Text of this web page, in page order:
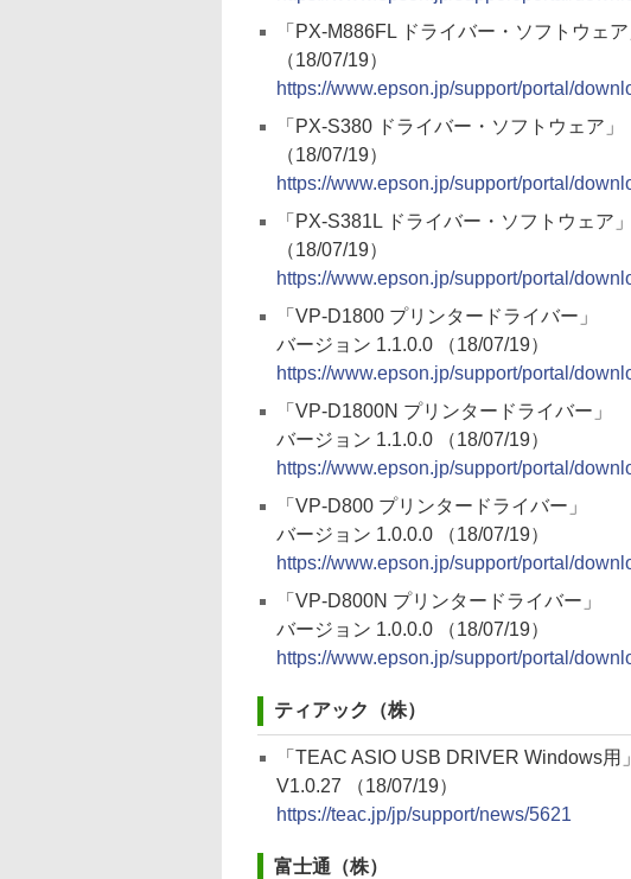
「PX-M886FL ドライバー・ソフトウェア
（18/07/19）
https://www.epson.jp/support/portal/
「PX-S380 ドライバー・ソフトウェア」
（18/07/19）
https://www.epson.jp/support/portal/
「PX-S381L ドライバー・ソフトウェア」
（18/07/19）
https://www.epson.jp/support/portal/
「VP-D1800 プリンタードライバー」
バージョン 1.1.0.0 （18/07/19）
https://www.epson.jp/support/portal/
「VP-D1800N プリンタードライバー」
バージョン 1.1.0.0 （18/07/19）
https://www.epson.jp/support/portal/
「VP-D800 プリンタードライバー」
バージョン 1.0.0.0 （18/07/19）
https://www.epson.jp/support/portal/
「VP-D800N プリンタードライバー」
バージョン 1.0.0.0 （18/07/19）
https://www.epson.jp/support/portal/
ティアック（株）
「TEAC ASIO USB DRIVER Windows用」
V1.0.27 （18/07/19）
https://teac.jp/jp/support/news/5621
富士通（株）